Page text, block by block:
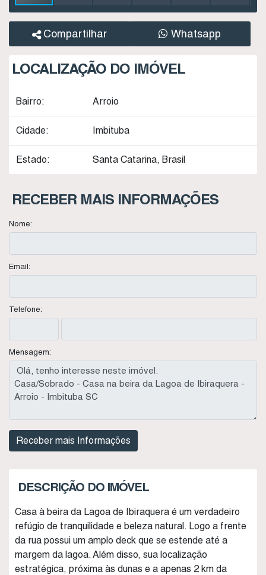
Compartilhar Whatsapp
LOCALIZAÇÃO DO IMÓVEL
Bairro: Arroio
Cidade: Imbituba
Estado: Santa Catarina, Brasil
RECEBER MAIS INFORMAÇÕES
Nome:
Email:
Telefone:
Mensagem:
DESCRIÇÃO DO IMÓVEL
Casa à beira da Lagoa de Ibiraquera é um verdadeiro
refúgio de tranquilidade e beleza natural. Logo a frente
da rua possui um amplo deck que se estende até a
margem da lagoa. Além disso, sua localização
estratégica, próxima às dunas e a apenas 2 km da